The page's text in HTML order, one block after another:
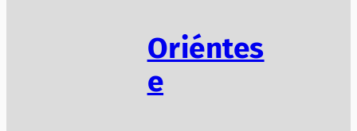
Oriéntes
e